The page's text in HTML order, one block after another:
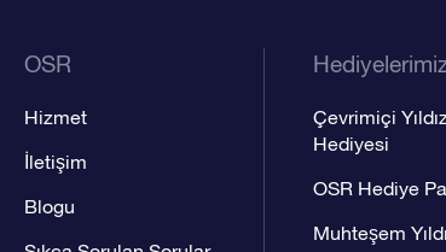
OSR
Hizmet
İletişim
Blogu
Çevrimiçi
Hediyesi
OSR Hediye
Muhteşem